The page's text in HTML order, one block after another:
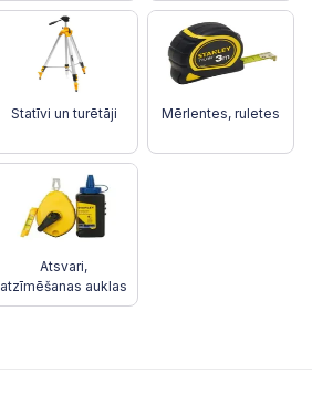
Statīvi un turētāji Mērlentes, ruletes
Atsvari,
atzīmēšanas auklas